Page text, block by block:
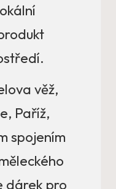
věž,
Paříž,
spojením
dárek pro